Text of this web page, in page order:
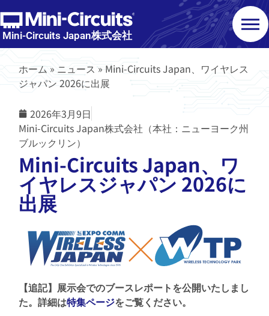
Mini-Circuits Japan株式会社
ホーム » ニュース» Mini-Circuits Japan、ワイヤレス
ジャパン 2026に出展
2026年3月9日
Mini-Circuits Japan株式会社（本社：ニューヨーク州
ブルックリン）
Mini-Circuits Japan、ワ
イヤレスジャパン 2026に
出展
【追記】展示会でのブースレポートを公開いたしまし
た。詳細は特集ページをご覧ください。